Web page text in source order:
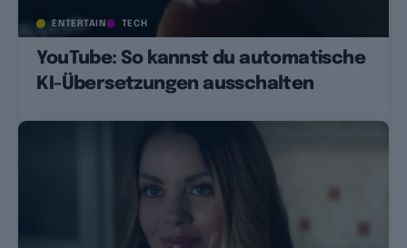
ENTERTAIN TECH
YouTube: So kannst du automatische
KI-Übersetzungen ausschalten